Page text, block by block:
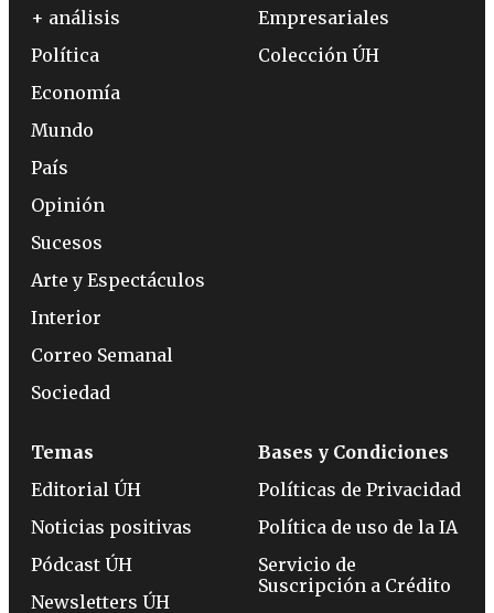
+ análisis
Política
Economía
Mundo
País
Opinión
Sucesos
Arte y Espectáculos
Interior
Correo Semanal
Sociedad
Empresariales
Colección ÚH
Temas
Editorial ÚH
Noticias positivas
Pódcast ÚH
Newsletters ÚH
Bases y Condiciones
Políticas de Privacidad
Política de uso de la IA
Servicio de
Suscripción a Crédito